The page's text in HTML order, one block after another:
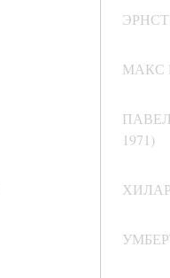
ЭРНСТ
МАКС
1971)